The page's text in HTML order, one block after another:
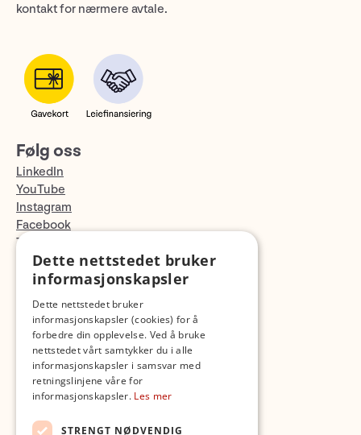
kontakt for nærmere avtale.
Følg oss
LinkedIn
YouTube
Instagram
Facebook
TikTok
Fotopodden
Dette nettstedet bruker
informasjonskapsler
Dette nettstedet bruker
informasjonskapsler (cookies) for å
forbedre din opplevelse. Ved å bruke
nettstedet vårt samtykker du i alle
informasjonskapsler i samsvar med
retningslinjene våre for
informasjonskapsler. Les mer
STRENGT NØDVENDIG